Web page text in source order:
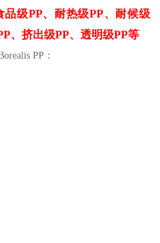
品级PP、耐热级PP、耐候级
、挤出级PP、透明级PP等
PP：